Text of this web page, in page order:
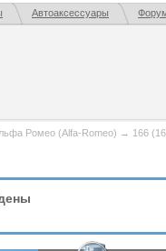
Автоаксессуары
Ромео (Alfa-Romeo) → 166